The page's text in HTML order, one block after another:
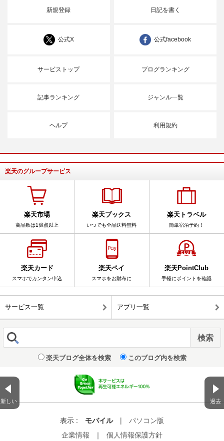
新しい 過去
新規登録 日記を書く
公式X 公式facebook
サービストップ ブログランキング
記事ランキング ジャンル一覧
ヘルプ 利用規約
楽天のグループサービス
楽天市場
商品数は1億点以上
楽天ブックス
いつでも全品送料無料
楽天トラベル
簡単宿泊予約！
楽天カード
スマホでカンタン申込
楽天ペイ
スマホをお財布に
楽天PointClub
手軽にポイントを確認
サービス一覧 アプリ一覧
楽天ブログ全体を検索 このブログ内を検索
表示 : モバイル |
パソコン版
企業情報
｜ 個人情報保護方針